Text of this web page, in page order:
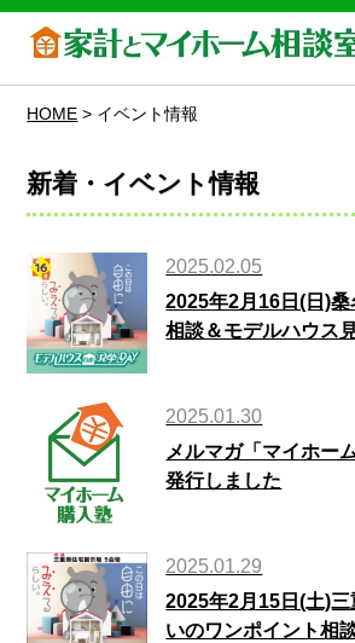
HOME > イベント情報
新着・イベント情報
2025.02.05
2025年2月16日(日)
相談＆モデルハウス
2025.01.30
メルマガ「マイホー
発行しました
2025.01.29
2025年2月15日(土)
いのワンポイント相